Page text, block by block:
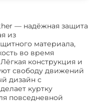
— надёжная защита
из
материала,
во время
конструкция и
свободу движений
дизайн с
куртку
повседневной